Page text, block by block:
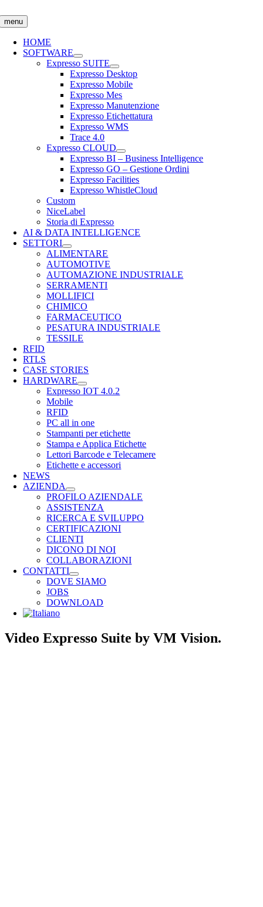
al
contenuto
menu
HOME
SOFTWARE
Expresso SUITE
Expresso Desktop
Expresso Mobile
Expresso Mes
Expresso Manutenzione
Expresso Etichettatura
Expresso WMS
Trace 4.0
Expresso CLOUD
Expresso BI – Business Intelligence
Expresso GO – Gestione Ordini
Expresso Facilities
Expresso WhistleCloud
Custom
NiceLabel
Storia di Expresso
AI & DATA INTELLIGENCE
SETTORI
ALIMENTARE
AUTOMOTIVE
AUTOMAZIONE INDUSTRIALE
SERRAMENTI
MOLLIFICI
CHIMICO
FARMACEUTICO
PESATURA INDUSTRIALE
TESSILE
RFID
RTLS
CASE STORIES
HARDWARE
Expresso IOT 4.0.2
Mobile
RFID
PC all in one
Stampanti per etichette
Stampa e Applica Etichette
Lettori Barcode e Telecamere
Etichette e accessori
NEWS
AZIENDA
PROFILO AZIENDALE
ASSISTENZA
RICERCA E SVILUPPO
CERTIFICAZIONI
CLIENTI
DICONO DI NOI
COLLABORAZIONI
CONTATTI
DOVE SIAMO
JOBS
DOWNLOAD
Video Expresso Suite by VM Vision.